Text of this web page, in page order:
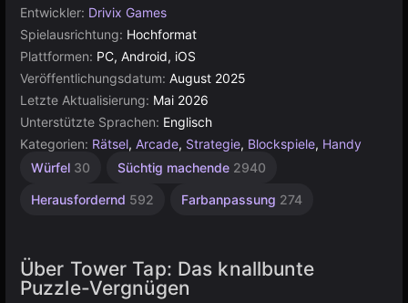
Entwickler: Drivix Games
Spielausrichtung: Hochformat
Plattformen: PC, Android, iOS
Veröffentlichungsdatum: August 2025
Letzte Aktualisierung: Mai 2026
Unterstützte Sprachen: Englisch
Kategorien: Rätsel, Arcade, Strategie, Blockspiele, Handy
Würfel 30 Süchtig machende 2940
Herausfordernd 592 Farbanpassung 274
Über Tower Tap: Das knallbunte
Puzzle-Vergnügen